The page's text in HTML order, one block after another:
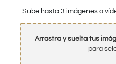
Sube hasta 3 imágenes o
Arrastra y suelta tus
para